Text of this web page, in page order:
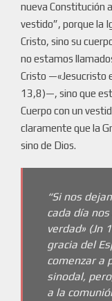
nueva Constitución
vestido”, porque la
Cristo, sino su
no estamos
Cristo —«Jesucristo
13,8)—, sino que
Cuerpo con un
claramente que la
sino de Dios.
“Si nos
cada día
verdad» (Jn
gracia del
comenzar a
sinodal,
a la